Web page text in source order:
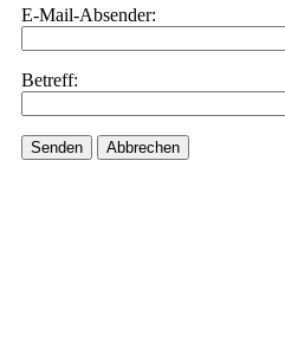
E-Mail-Absender:
Betreff:
Senden Abbrechen